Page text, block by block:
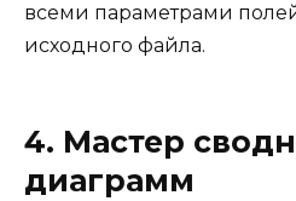
всеми параметрами
исходного файла.
4. Мастер
диаграмм